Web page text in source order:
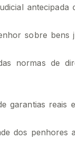
sobre bens
normas de
garantias
dos penhores